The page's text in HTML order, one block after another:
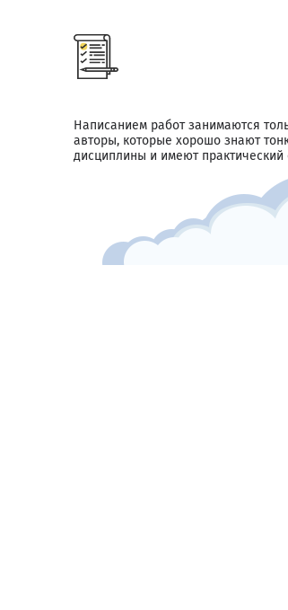
Написанием работ занимаются
авторы, которые хорошо знают
дисциплины и имеют практический